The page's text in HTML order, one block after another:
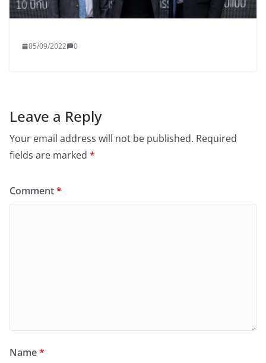
05/09/2022 0
Leave a Reply
Your email address will not be published. Required
fields are marked *
Comment*
Name*